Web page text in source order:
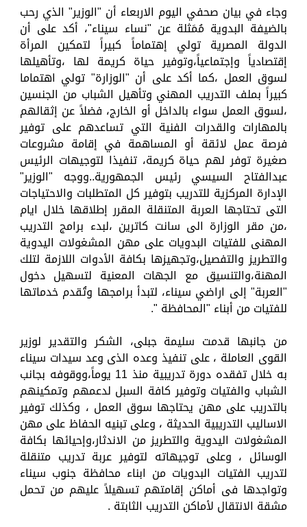
وجاء في بيان صحفي اليوم الاربعاء أن "الوزير" الذي رحب
بالضيفة البدوية مُمَثلة عن "نساء سيناء"، أكد على أن
الدولة المصرية تولي إهتماماً كبيراً لتمكين المرأة
إقتصادياً وإجتماعياً،وتوفير حياة كريمة لها ،وتأهيلها
لسوق العمل ،كما أكد على أن "الوزارة" تولي اهتماما
كبيراً بملف التدريب المهني وتأهيل الشباب من الجنسين
،لسوق العمل سواء بالداخل أو الخارج، فضلاً عن إثقالهم
بالمهارات والقدرات الفنية التي تساعدهم على توفير
فرصة عمل لائقة أو المساهمة في إقامة مشروعات
صغيرة توفر لهم حياة كريمة، تنفيذا لتوجيهات الرئيس
عبدالفتاح السيسي رئيس الجمهورية..ووجه "الوزير"
الإدارة المركزية للتدريب بتوفير كل المتطلبات والاحتياجات
التى تحتاجها العربة المتنقلة المقرر إطلاقها خلال ايام
،من مقر الوزارة الى سانت كاترين ،لبدء برامج التدريب
المهنى للفتيات البدويات على مهن المشغولات اليدوية
والتطريز والتفصيل،وتجهيزها بكافة الأدوات اللازمة لتلك
المهنة،والتنسيق مع الجهات المعنية لتسهيل دخول
"العربة" إلى اراضي سيناء، لتبدأ برامجها وتُقدم خدماتها
للفتيات من أبناء "المحافظة ".
من جانبها قدمت سليمة جبلى، الشكر والتقدير لوزير
القوى العاملة ، على تنفيذ وعده الذى وعد سيدات سيناء
به خلال تفقده دورة تدريبية منذ 11 يوماً،ووقوفه بجانب
الشباب والفتيات وتوفير كافة السبل لدعمهم وتمكينهم
بالتدريب على مهن يحتاجها سوق العمل ، وكذلك توفير
الاساليب التدريبية الحديثة ، وعلى تبنيه الحفاظ على مهن
المشغولات اليدوية والتطريز من الاندثار،وإحيائها بكافة
الوسائل ، وعلى توجيهاته لتوفير عربة تدريب متنقلة
لتدريب الفتيات البدويات من ابناء محافظة جنوب سيناء
وتواجدها فى أماكن إقامتهم تسهيلاً عليهم من تحمل
مشقة الانتقال لأماكن التدريب الثابتة .